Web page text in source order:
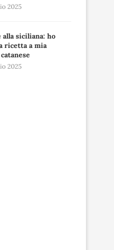
2025
alla siciliana: ho
ricetta a mia
2025